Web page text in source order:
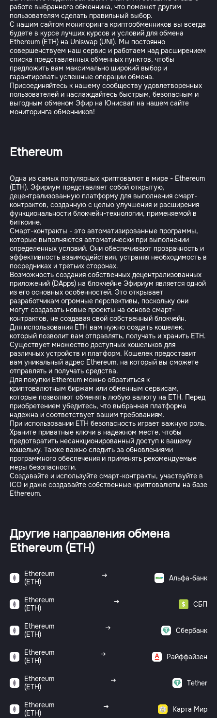
работе выбранного обменника, что поможет другим
пользователям сделать правильный выбор.
С нашим сайтом мониторинга криптообменников вы всегда
будете в курсе лучших курсов и условий для обмена
Ethereum (ETH) на Uniswap (UNI). Мы постоянно
совершенствуем наш сервис и работаем над расширением
списка представленных обменных пунктов, чтобы
предложить вам максимально широкий выбор и
гарантировать успешные операции обмена.
Присоединяйтесь к нашему сообществу удовлетворенных
пользователей и наслаждайтесь быстрым, безопасным и
выгодным обменом Эфир на Юнисвап на нашем сайте
Ethereum
Одна из самых популярных криптовалют в мире - Ethereum
(ETH). Эфириум представляет собой открытую,
децентрализованную платформу для выполнения смарт-
контрактов, созданную с целью улучшения и расширения
функциональности блокчейн-технологии, применяемой в
биткоине.
Смарт-контракты - это автоматизированные программы,
которые выполняются автоматически при выполнении
определенных условий. Они обеспечивают прозрачность и
эффективность взаимодействия, устраняя необходимость в
посредниках и третьих сторонах.
Возможность создания собственных децентрализованных
приложений (DApps) на блокчейне Эфириум является одной
из его основных особенностей. Это открывает
разработчикам огромные перспективы, поскольку они
могут создавать новые проекты на основе смарт-
контрактов, не создавая свой собственный блокчейн.
Для использования ETH вам нужно создать кошелек,
который позволит вам отправлять, получать и хранить ETH.
Существует множество доступных кошельков для
различных устройств и платформ. Кошелек предоставит
вам уникальный адрес Ethereum, на который вы сможете
отправлять и получать средства.
Для покупки Ethereum можно обратиться к
криптовалютным биржам или обменным сервисам,
которые позволяют обменять любую валюту на ETH. Перед
приобретением убедитесь, что выбранная платформа
надежна и соответствует вашим требованиям.
При использовании ETH безопасность играет важную роль.
Храните приватные ключи в надежном месте, чтобы
предотвратить несанкционированный доступ к вашему
кошельку. Также важно следить за обновлениями
программного обеспечения и применять рекомендуемые
меры безопасности.
Создавайте и используйте смарт-контракты, участвуйте в
ICO и даже создавайте собственные криптовалюты на базе
Ethereum.
Другие направления обмена
Ethereum (ETH)
Ethereum
(ETH)
Альфа-банк
Ethereum
(ETH)
СБП
Ethereum
(ETH)
Сбербанк
Ethereum
(ETH)
Райффайзен
Ethereum
(ETH)
Tether
Ethereum
(ETH)
Карта Мир